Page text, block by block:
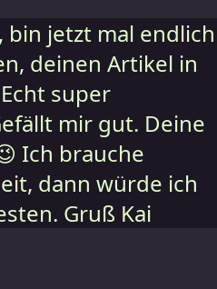
bin jetzt mal endlich
deinen Artikel in
super
mir gut. Deine
Ich brauche
dann würde ich
Gruß Kai